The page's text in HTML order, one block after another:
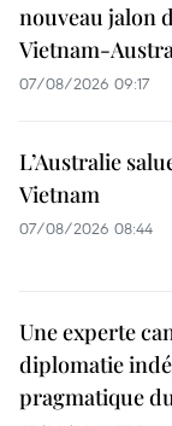
nouveau jalon
Vietnam-
07/08/2026 09:17
L’Australie
Vietnam
07/08/2026 08:44
Une experte
diplomatie
pragmatique